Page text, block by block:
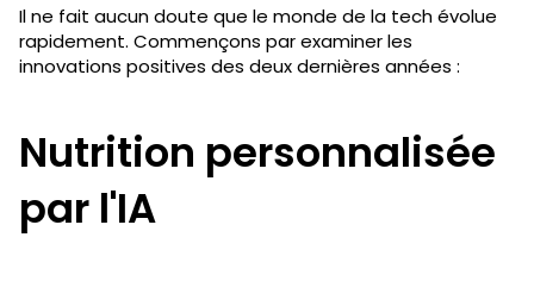
Il ne fait aucun doute que le monde de la tech évolue
rapidement. Commençons par examiner les
innovations positives des deux dernières années :
Nutrition personnalisée
par l'IA